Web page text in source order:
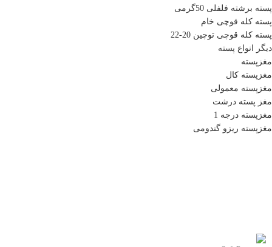
پسته برشته فلفلی 50گرمی
پسته کله قوچی خام
پسته کله قوچی توچین 20-22
دیگر انواع پسته
مغزپسته
مغزپسته کال
مغزپسته معمولی
مغز پسته درشت
مغزپسته درجه 1
مغزپسته ریزو گندومی